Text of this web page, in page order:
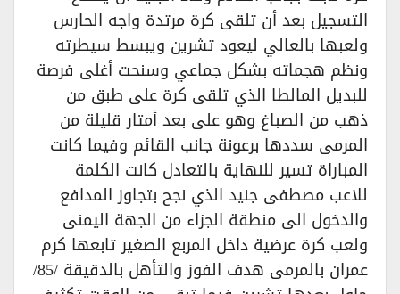
التسجيل بعد أن تلقى كرة مرتدة واجه الحارس
ولعبها بالعالي ليعود تشرين ويبسط سيطرته
ونظم هجماته بشكل جماعي وسنحت أغلى فرصة
للبديل المالطا الذي تلقى كرة على طبق من
ذهب من الصباغ وهو على بعد أمتار قليلة من
المرمى سددها برعونة جانب القائم وفيما كانت
المباراة تسير للنهاية بالتعادل كانت الكلمة
للاعب مصطفى جنيد الذي نجح بتجاوز المدافع
والدخول الى منطقة الجزاء من الجهة اليمنى
ولعب كرة عرضية داخل المربع الصغير تابعها كرم
عمران بالمرمى هدف الفوز والتأهل بالدقيقة /85/